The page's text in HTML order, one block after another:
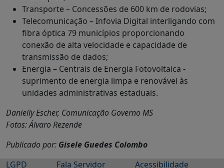
Transporte – Concessões de 600 km de rodovias;
Telecomunicação – Infovia Digital interligando com
fibra óptica 79 municípios proporcionando
conexão de alta velocidade e capacidade de
transmissão de dados;
Energia – Centrais de Energia Fotovoltaica -
suprimento de energia limpa e renovável às
unidades administrativas estaduais.
Danielly Escher, Comunicação Governo MS
Fotos: Álvaro Rezende
Publicado por: Gisele Guedes Colombo
LGPD
Fala Servidor Acessibilidade